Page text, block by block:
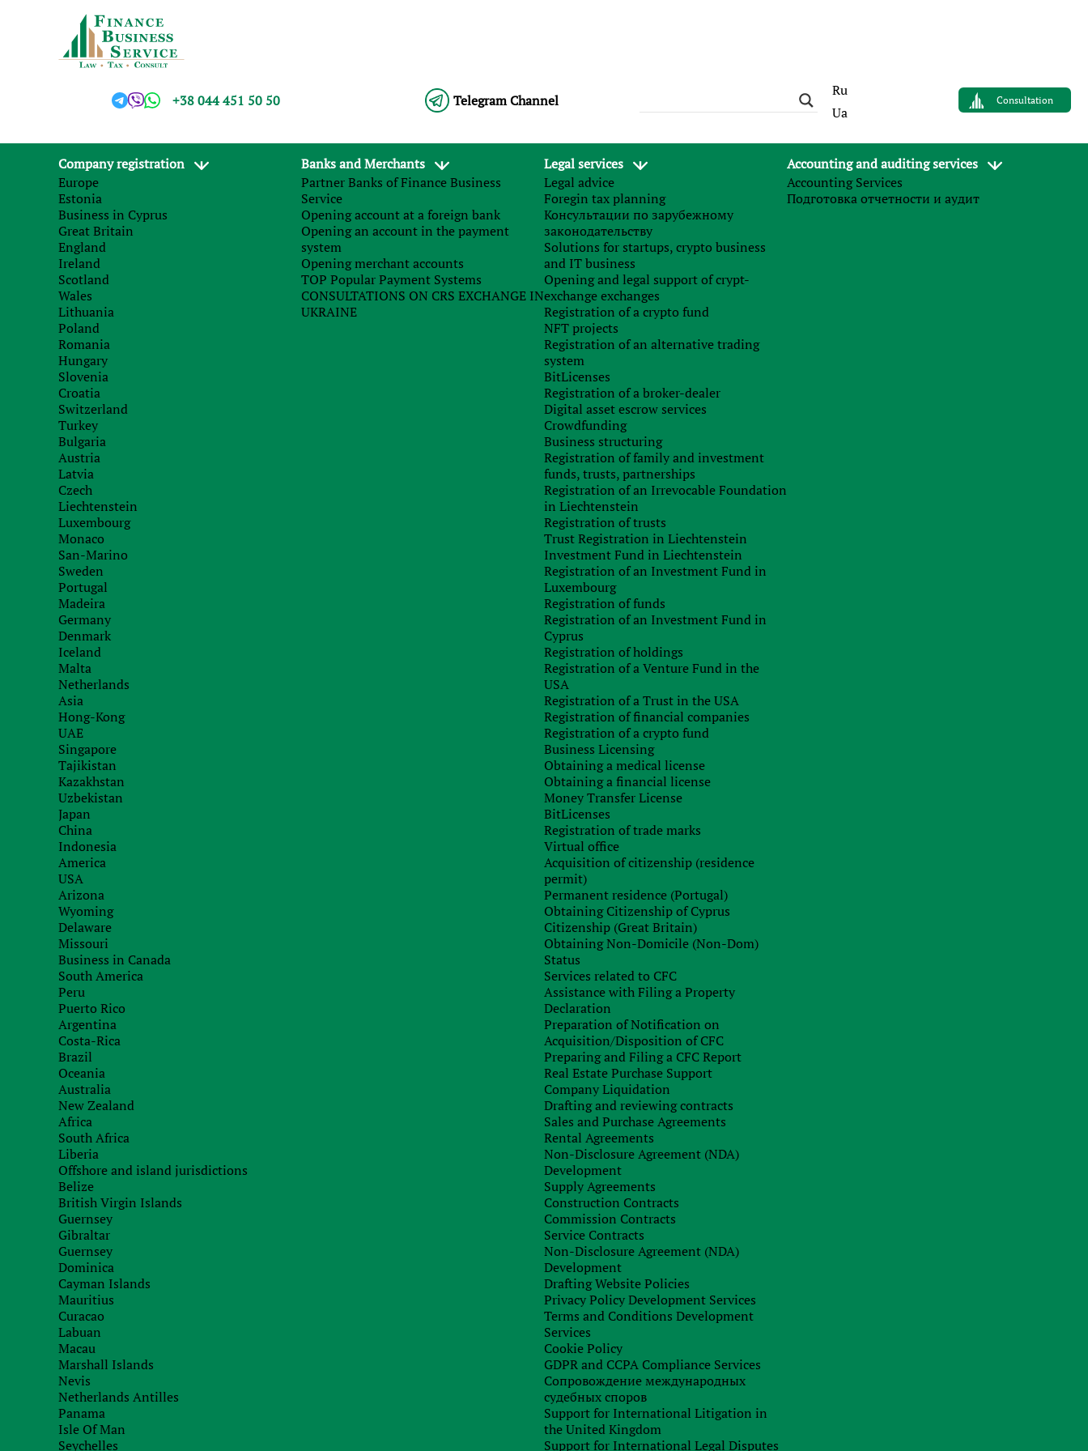
+38 044 451 50 50 Telegram Channel
Ru
Ua
Consultation
Company registration
Europe
Estonia
Business in Cyprus
Great Britain
England
Ireland
Scotland
Wales
Lithuania
Poland
Romania
Hungary
Slovenia
Croatia
Switzerland
Turkey
Bulgaria
Austria
Latvia
Czech
Liechtenstein
Luxembourg
Monaco
San-Marino
Sweden
Portugal
Madeira
Germany
Denmark
Iceland
Malta
Netherlands
Asia
Hong-Kong
UAE
Singapore
Tajikistan
Kazakhstan
Uzbekistan
Japan
China
Indonesia
America
USA
Arizona
Wyoming
Delaware
Missouri
Business in Canada
South America
Peru
Puerto Rico
Argentina
Costa-Rica
Brazil
Oceania
Australia
New Zealand
Africa
South Africa
Liberia
Offshore and island jurisdictions
Belize
British Virgin Islands
Guernsey
Gibraltar
Guernsey
Dominica
Cayman Islands
Mauritius
Curacao
Labuan
Macau
Marshall Islands
Nevis
Netherlands Antilles
Panama
Isle Of Man
Seychelles
Banks and Merchants
Partner Banks of Finance Business
Service
Opening account at a foreign bank
Opening an account in the payment
system
Opening merchant accounts
TOP Popular Payment Systems
CONSULTATIONS ON CRS EXCHANGE IN
UKRAINE
Legal services
Legal advice
Foregin tax planning
Консультации по зарубежному
законодательству
Solutions for startups, crypto business
and IT business
Opening and legal support of crypt-
exchange exchanges
Registration of a crypto fund
NFT projects
Registration of an alternative trading
system
BitLicenses
Registration of a broker-dealer
Digital asset escrow services
Crowdfunding
Business structuring
Registration of family and investment
funds, trusts, partnerships
Registration of an Irrevocable Foundation
in Liechtenstein
Registration of trusts
Trust Registration in Liechtenstein
Investment Fund in Liechtenstein
Registration of an Investment Fund in
Luxembourg
Registration of funds
Registration of an Investment Fund in
Cyprus
Registration of holdings
Registration of a Venture Fund in the
USA
Registration of a Trust in the USA
Registration of financial companies
Registration of a crypto fund
Business Licensing
Obtaining a medical license
Obtaining a financial license
Money Transfer License
BitLicenses
Registration of trade marks
Virtual office
Acquisition of citizenship (residence
permit)
Permanent residence (Portugal)
Obtaining Citizenship of Cyprus
Citizenship (Great Britain)
Obtaining Non-Domicile (Non-Dom)
Status
Services related to CFC
Assistance with Filing a Property
Declaration
Preparation of Notification on
Acquisition/Disposition of CFC
Preparing and Filing a CFC Report
Real Estate Purchase Support
Company Liquidation
Drafting and reviewing contracts
Sales and Purchase Agreements
Rental Agreements
Non-Disclosure Agreement (NDA)
Development
Supply Agreements
Construction Contracts
Commission Contracts
Service Contracts
Non-Disclosure Agreement (NDA)
Development
Drafting Website Policies
Privacy Policy Development Services
Terms and Conditions Development
Services
Cookie Policy
GDPR and CCPA Compliance Services
Сопровождение международных
судебных споров
Support for International Litigation in
the United Kingdom
Support for International Legal Disputes
Accounting and auditing services
Accounting Services
Подготовка отчетности и аудит
Area:
9 984 670 км 2
Регистрация компании в Канаде
Organizational and legal forms
Self-employment — частный предприниматель;
Partnership — партнерство с ограниченной ответственностью участников;
Branch Office — филиал иностранной компании;
Corporation – корпорация;
Trust – траст.
Requirements for the company
Название компании оффшора в Канаде:
Название способные ввести в заблуждение относительно распространения бизнеса, сферы
деятельности и причастности к известным торговым брэндам, органам местного самоуправления,
королевской фамилии будут отклонены;
Название должно заканчиваться словом “Incorporated”, “Corporation”, “Limited” или аббревиатурой
“Inc.”, “Corp.”, “Ltd.”. Не допускается регистрация названий, содержащих слова “Bank”, “Insurance”, “Trust”
и др.
Authorized capital:
Уставной капитал компании является объявленным, нет требований об обязательной оплате и
установлении минимального и максимального размера.
Минимальное количество директоров – один;
Разрешены директора – физические лица;
the possibility of using a nominal service;
Минимальное количество директоров – один;
Нет требований по резидентности акционеров;
Сведения о акционерах хранятся в офисе компании;
Акционерами могут быть как физические так и юридические лица;
Секретарь может быть резидентом любой страны;
Требование идентификации реального (реальных) бенефициара (собственника) перед
государственными органами страны регистрации — нет;
Каждая компания обязана вести текущий бухгалтерский учёт.
Акции
Привилегированные акции, кумулятивные привилегированные акции.
What is included in the price?
подготовку и регистрацию учредительных документов партнерства;
payment of notary fees and fees for obtaining apostille on company documents;
Services for controlled foreign companies
International arbitration